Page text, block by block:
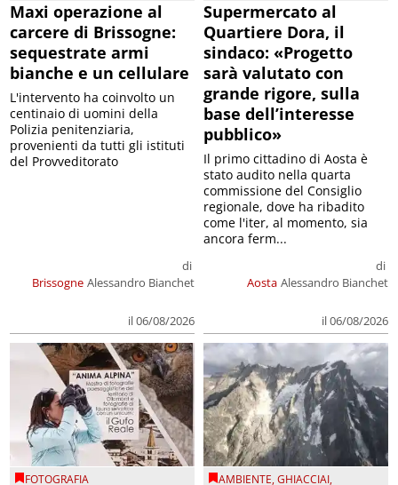
Maxi operazione al
carcere di Brissogne:
sequestrate armi
bianche e un cellulare
Brissogne
di
Alessandro Bianchet
il 06/08/2026
L'intervento ha coinvolto un
centinaio di uomini della
Polizia penitenziaria,
provenienti da tutti gli istituti
del Provveditorato
Supermercato al
Quartiere Dora, il
sindaco: «Progetto
sarà valutato con
grande rigore, sulla
base dell’interesse
pubblico»
Aosta
di
Alessandro Bianchet
il 06/08/2026
Il primo cittadino di Aosta è
stato audito nella quarta
commissione del Consiglio
regionale, dove ha ribadito
come l'iter, al momento, sia
ancora ferm...
FOTOGRAFIA AMBIENTE,GHIACCIAI,